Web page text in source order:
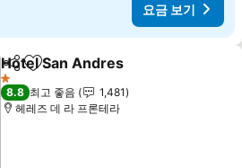
요금 보기
공유 즐겨찾기에 추가
Hotel San Andres
1 성급
8.8 최고 좋음
1,481
헤레즈 데 라 프론테라